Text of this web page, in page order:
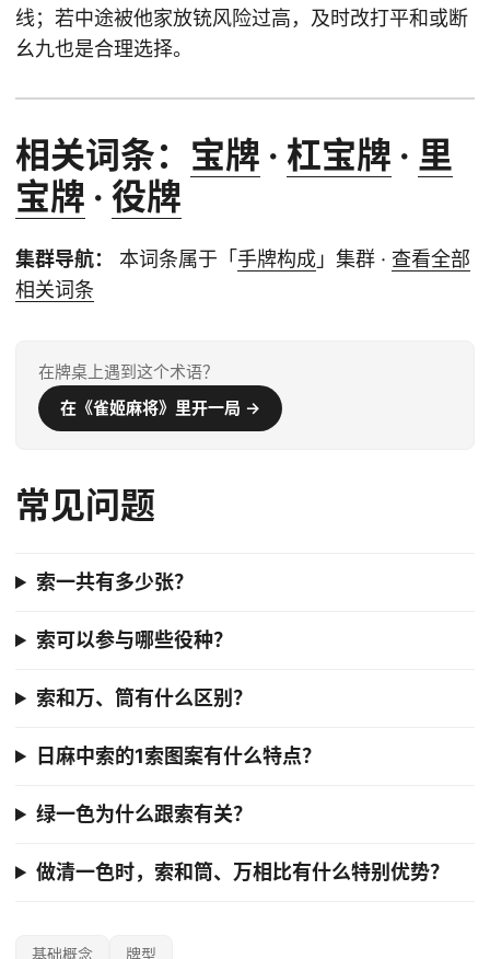
线；若中途被他家放铳风险过高，及时改打平和或断
幺九也是合理选择。
相关词条： 宝牌 · 杠宝牌 · 里
宝牌 · 役牌
集群导航： 本词条属于「 手牌构成 」集群 · 查看全部
相关词条
在牌桌上遇到这个术语？
在《雀姬麻将》里开一局 →
常见问题
索一共有多少张？
索可以参与哪些役种？
索和万、筒有什么区别？
日麻中索的1索图案有什么特点？
绿一色为什么跟索有关？
做清一色时，索和筒、万相比有什么特别优势？
基础概念 牌型